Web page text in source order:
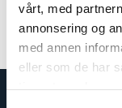
vårt, med
annonsering og
med annen
eller som de har
Bruttomål:
Nobbnummer:
Artikkelnummer: